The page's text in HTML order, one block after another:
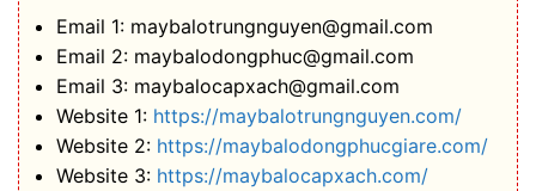
Email 1: maybalotrungnguyen@gmail.com
Email 2: maybalodongphuc@gmail.com
Email 3: maybalocapxach@gmail.com
Website 1: https://maybalotrungnguyen.com/
Website 2: https://maybalodongphucgiare.com/
Website 3: https://maybalocapxach.com/